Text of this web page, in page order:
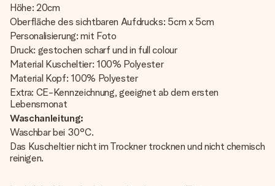
Höhe: 20cm
Oberfläche des sichtbaren Aufdrucks: 5cm x 5cm
Personalisierung: mit Foto
Druck: gestochen scharf und in full colour
Material Kuscheltier: 100% Polyester
Material Kopf: 100% Polyester
Extra: CE-Kennzeichnung, geeignet ab dem ersten
Lebensmonat
Waschanleitung:
Waschbar bei 30°C.
Das Kuscheltier nicht im Trockner trocknen und nicht chemisch
reinigen.